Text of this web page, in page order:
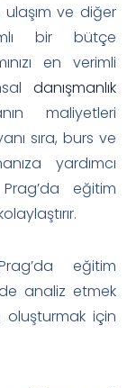
ulaşım ve diğer
bir bütçe
en verimli
danışmanlık
maliyetleri
sıra, burs ve
yardımcı
eğitim
eğitim
analiz etmek
oluşturmak için